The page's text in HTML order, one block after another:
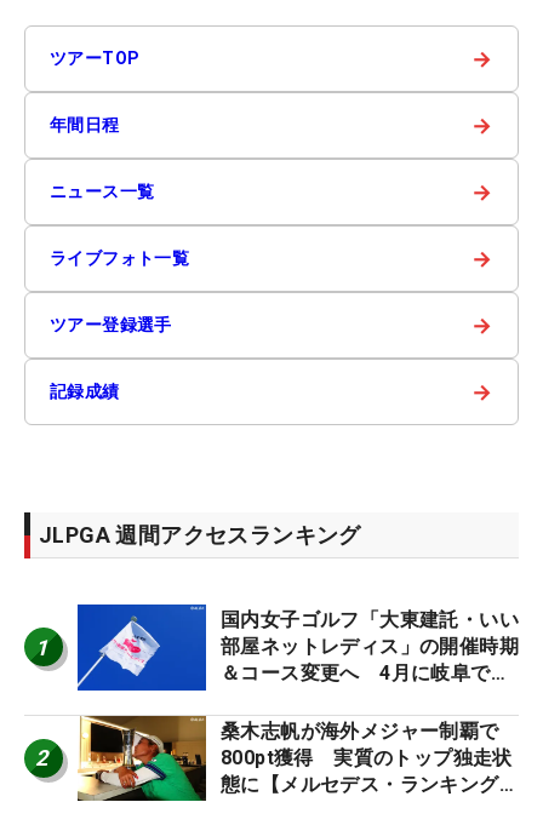
ツアーTOP →
年間日程 →
ニュース一覧 →
ライブフォト一覧 →
ツアー登録選手 →
記録成績 →
JLPGA 週間アクセスランキング
1
国内女子ゴルフ「大東建託・いい
部屋ネットレディス」の開催時期
＆コース変更へ 4月に岐阜で開
2
桑木志帆が海外メジャー制覇で
800pt獲得 実質のトップ独走状
態に【メルセデス・ランキング番